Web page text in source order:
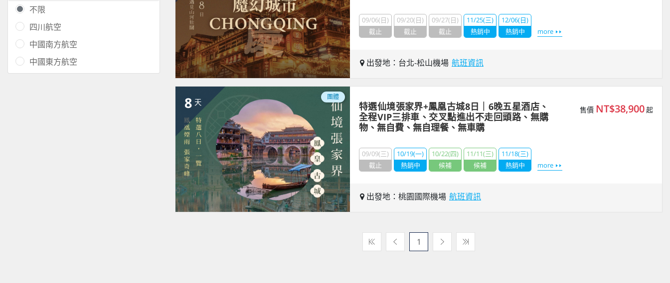
不限
四川航空
中國南方航空
中國東方航空
09/06(日)
截止
09/20(日)
截止
09/27(日)
截止
11/25(三)
熱銷中
12/06(日)
熱銷中
more
出發地：台北-松山機場 航班資訊
8 天
團體
特選仙境張家界+鳳凰古城8日｜6晚五星酒店、
全程VIP三排車、交叉點進出不走回頭路、無購
物、無自費、無自理餐、無車購
售價 NT$38,900起
09/09(三)
截止
10/19(一)
熱銷中
10/22(四)
候補
11/11(三)
候補
11/18(三)
熱銷中
more
出發地：桃園國際機場 航班資訊
1